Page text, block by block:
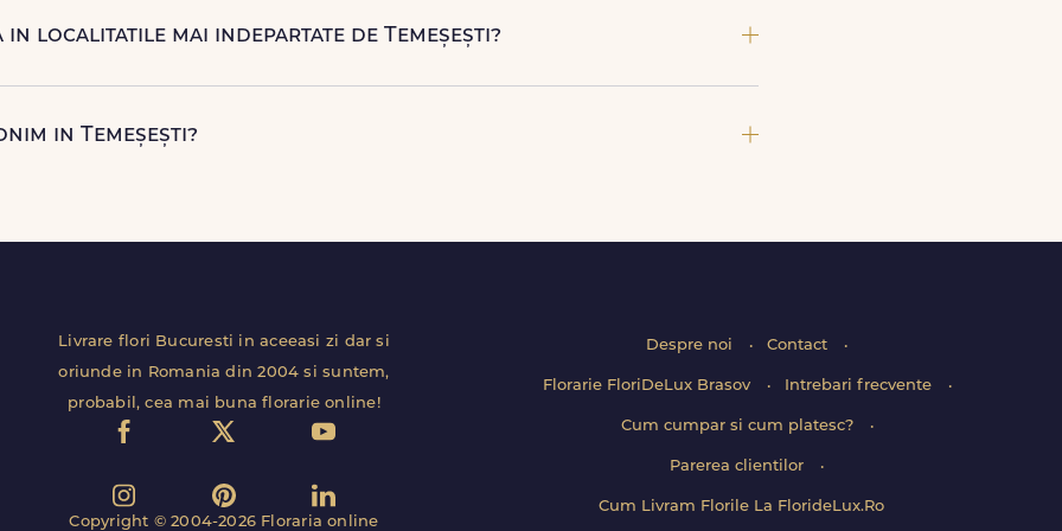
in localitatile mai indepartate de Temeșești?
in Temeșești?
Livrare flori Bucuresti in aceeasi zi dar si
oriunde in Romania din 2004 si suntem,
probabil, cea mai buna florarie online!
Copyright © 2004-2026 Floraria online
Despre noi Contact
Florarie FloriDeLux Brasov Intrebari frecvente
Cum cumpar si cum platesc?
Parerea clientilor
Cum Livram Florile La FlorideLux.Ro